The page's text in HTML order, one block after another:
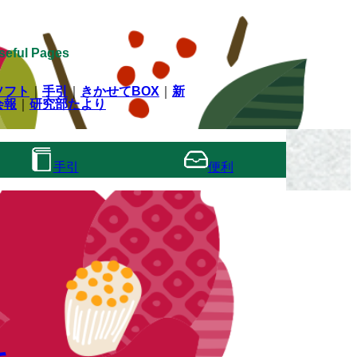
Pages
ト ｜ 手引 ｜ きかせてBOX
新
報
研究部たより
手引 便利